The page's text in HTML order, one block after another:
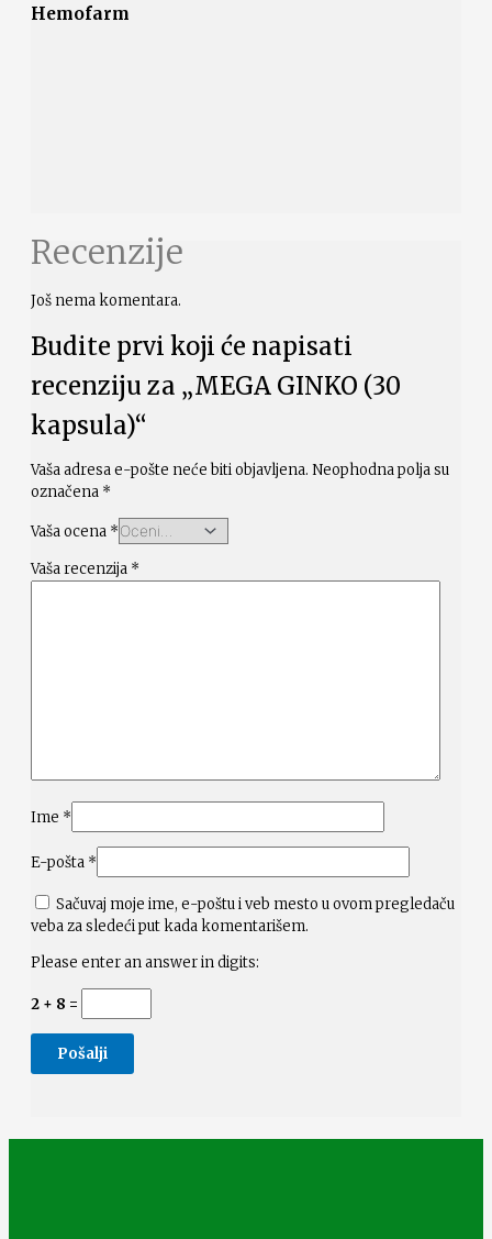
Hemofarm
Recenzije
Još nema komentara.
Budite prvi koji će napisati
recenziju za „MEGA GINKO (30
kapsula)“
Vaša adresa e-pošte neće biti objavljena. Neophodna polja su
označena *
Vaša ocena *
Vaša recenzija *
Ime *
E-pošta *
Sačuvaj moje ime, e-poštu i veb mesto u ovom pregledaču
veba za sledeći put kada komentarišem.
Please enter an answer in digits:
2 + 8 =